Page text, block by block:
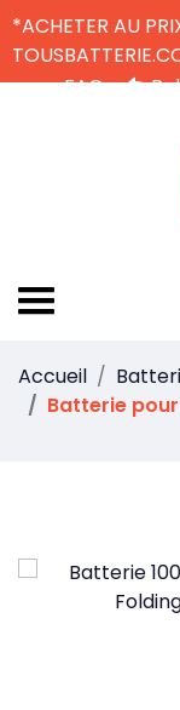
*ACHETER AU
FAQ
Accueil
Batterie pour